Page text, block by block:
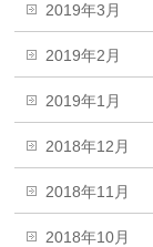
2019年3月
2019年2月
2019年1月
2018年12月
2018年11月
2018年10月